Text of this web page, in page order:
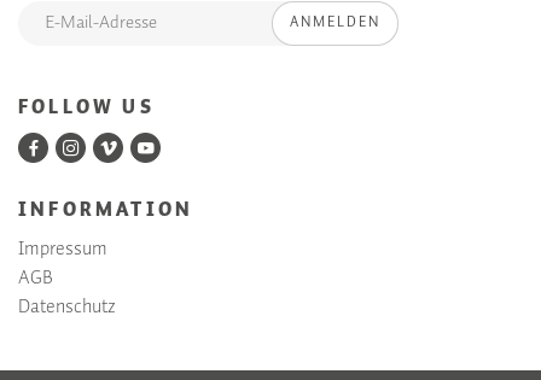
ANMELDEN
FOLLOW US
INFORMATION
Impressum
AGB
Datenschutz